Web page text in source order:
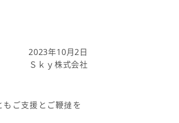
2023年10月2日
Ｓｋｙ株式会社
もご支援とご鞭撻を